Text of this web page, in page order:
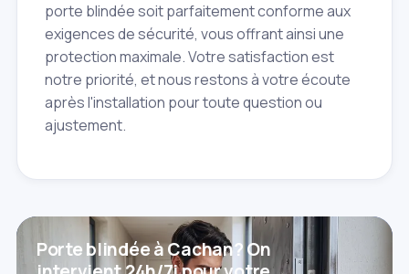
porte blindée soit parfaitement conforme aux
exigences de sécurité, vous offrant ainsi une
protection maximale. Votre satisfaction est
notre priorité, et nous restons à votre écoute
après l'installation pour toute question ou
ajustement.
Porte blindée à Cachan? On